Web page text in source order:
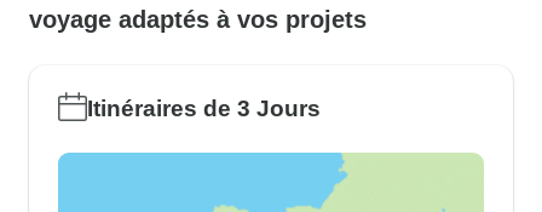
voyage adaptés à vos projets
Itinéraires de 3 Jours